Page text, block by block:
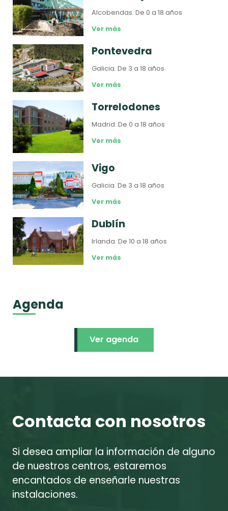
Alcobendas.De 0 a 18 años
Ver más
Pontevedra
Galicia.De 3 a 18 años
Ver más
Torrelodones
Madrid.De 0 a 18 años
Ver más
Vigo
Galicia.De 3 a 18 años
Ver más
Dublín
Irlanda.De 10 a 18 años
Ver más
Agenda
Ver agenda
Contacta con nosotros
Si desea ampliar la información de alguno
de nuestros centros, estaremos
encantados de enseñarle nuestras
instalaciones.